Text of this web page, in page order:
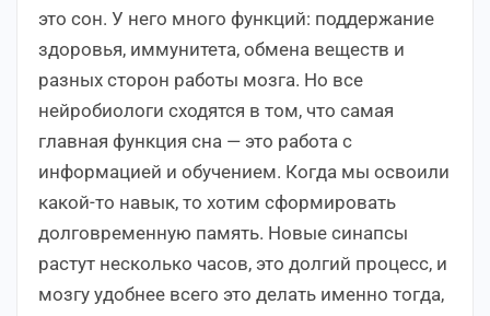
это сон. У него много функций: поддержание
здоровья, иммунитета, обмена веществ и
разных сторон работы мозга. Но все
нейробиологи сходятся в том, что самая
главная функция сна — это работа с
информацией и обучением. Когда мы освоили
какой-то навык, то хотим сформировать
долговременную память. Новые синапсы
растут несколько часов, это долгий процесс, и
мозгу удобнее всего это делать именно тогда,